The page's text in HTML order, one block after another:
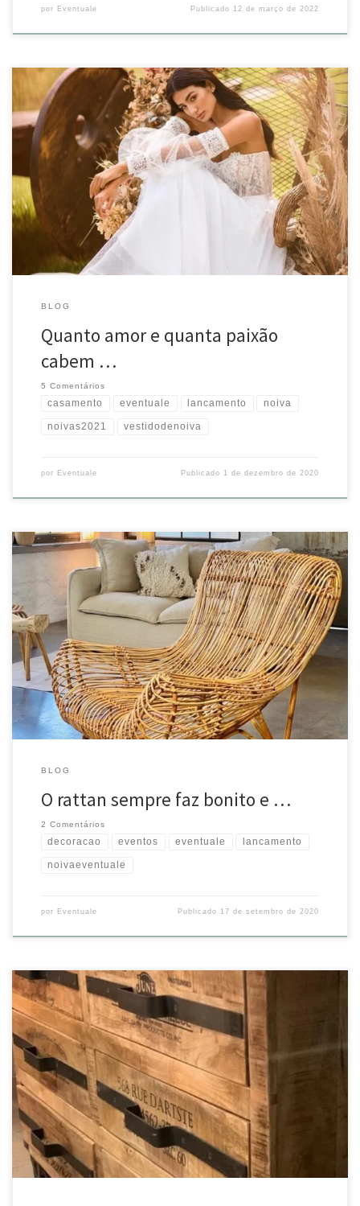
por Eventuale Publicado 12 de março de 2022
Quanto amor e quanta paixão cabem nestas fotos feitas para o
lançamento do ecommerce do @atelierbemcasada ! Parabéns
@larissacrivellari e @tatianelucenavalle pelo bom gosto! Muito bom
fazermos parte deste timaço!!! Obrigada pela oportunidade !!!
Sucesso!!!
#noiva #noivas2021 #lancamento #vestidodenoiva
#casamento #eventuale Source
BLOG
Quanto amor e quanta paixão
cabem …
5 Comentários
casamento eventuale lancamento noiva
noivas2021 vestidodenoiva
por Eventuale Publicado 1 de dezembro de 2020
O rattan sempre faz bonito e deixa sua decoração mais
aconchegante!
#eventuale #noivaeventuale #eventos
#decoracao #lancamento Source
BLOG
O rattan sempre faz bonito e …
2 Comentários
decoracao eventos eventuale lancamento
noivaeventuale
por Eventuale Publicado 17 de setembro de 2020
É tendência? Então, tem na Eventuale! Madeira e ferro estão com
tudo e aparecem em mesas, estantes, cadeiras, aparadores e
cômodas, valorizando os ambientes. Essa peça exclusiva veio de
Garmisch, uma cidade da Alemanha que bate um bolão em
decoração de eventos! Por aqui, a gente está morrendo de amores
[…]